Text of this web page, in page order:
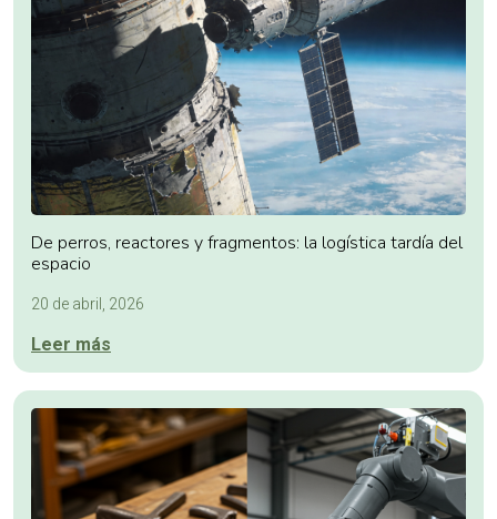
De perros, reactores y fragmentos: la logística tardía del
espacio
20 de abril, 2026
Leer más